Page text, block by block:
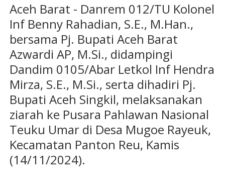
Aceh Barat - Danrem 012/TU Kolonel
Inf Benny Rahadian, S.E., M.Han.,
bersama Pj. Bupati Aceh Barat
Azwardi AP, M.Si., didampingi
Dandim 0105/Abar Letkol Inf Hendra
Mirza, S.E., M.Si., serta dihadiri Pj.
Bupati Aceh Singkil, melaksanakan
ziarah ke Pusara Pahlawan Nasional
Teuku Umar di Desa Mugoe Rayeuk,
Kecamatan Panton Reu, Kamis
(14/11/2024).